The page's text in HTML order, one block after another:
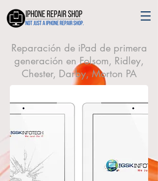
Reparación de iPad de primera
generación en Folsom, Ridley,
Chester, Darby, Morton PA